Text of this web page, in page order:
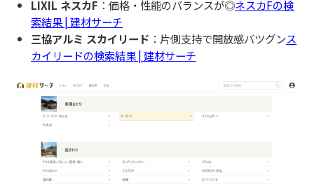
LIXIL ネスカF ：価格・性能のバランスが◎ネスカFの検
索結果 | 建材サーチ
三協アルミ スカイリード ：片側支持で開放感バツグンス
カイリードの検索結果 | 建材サーチ